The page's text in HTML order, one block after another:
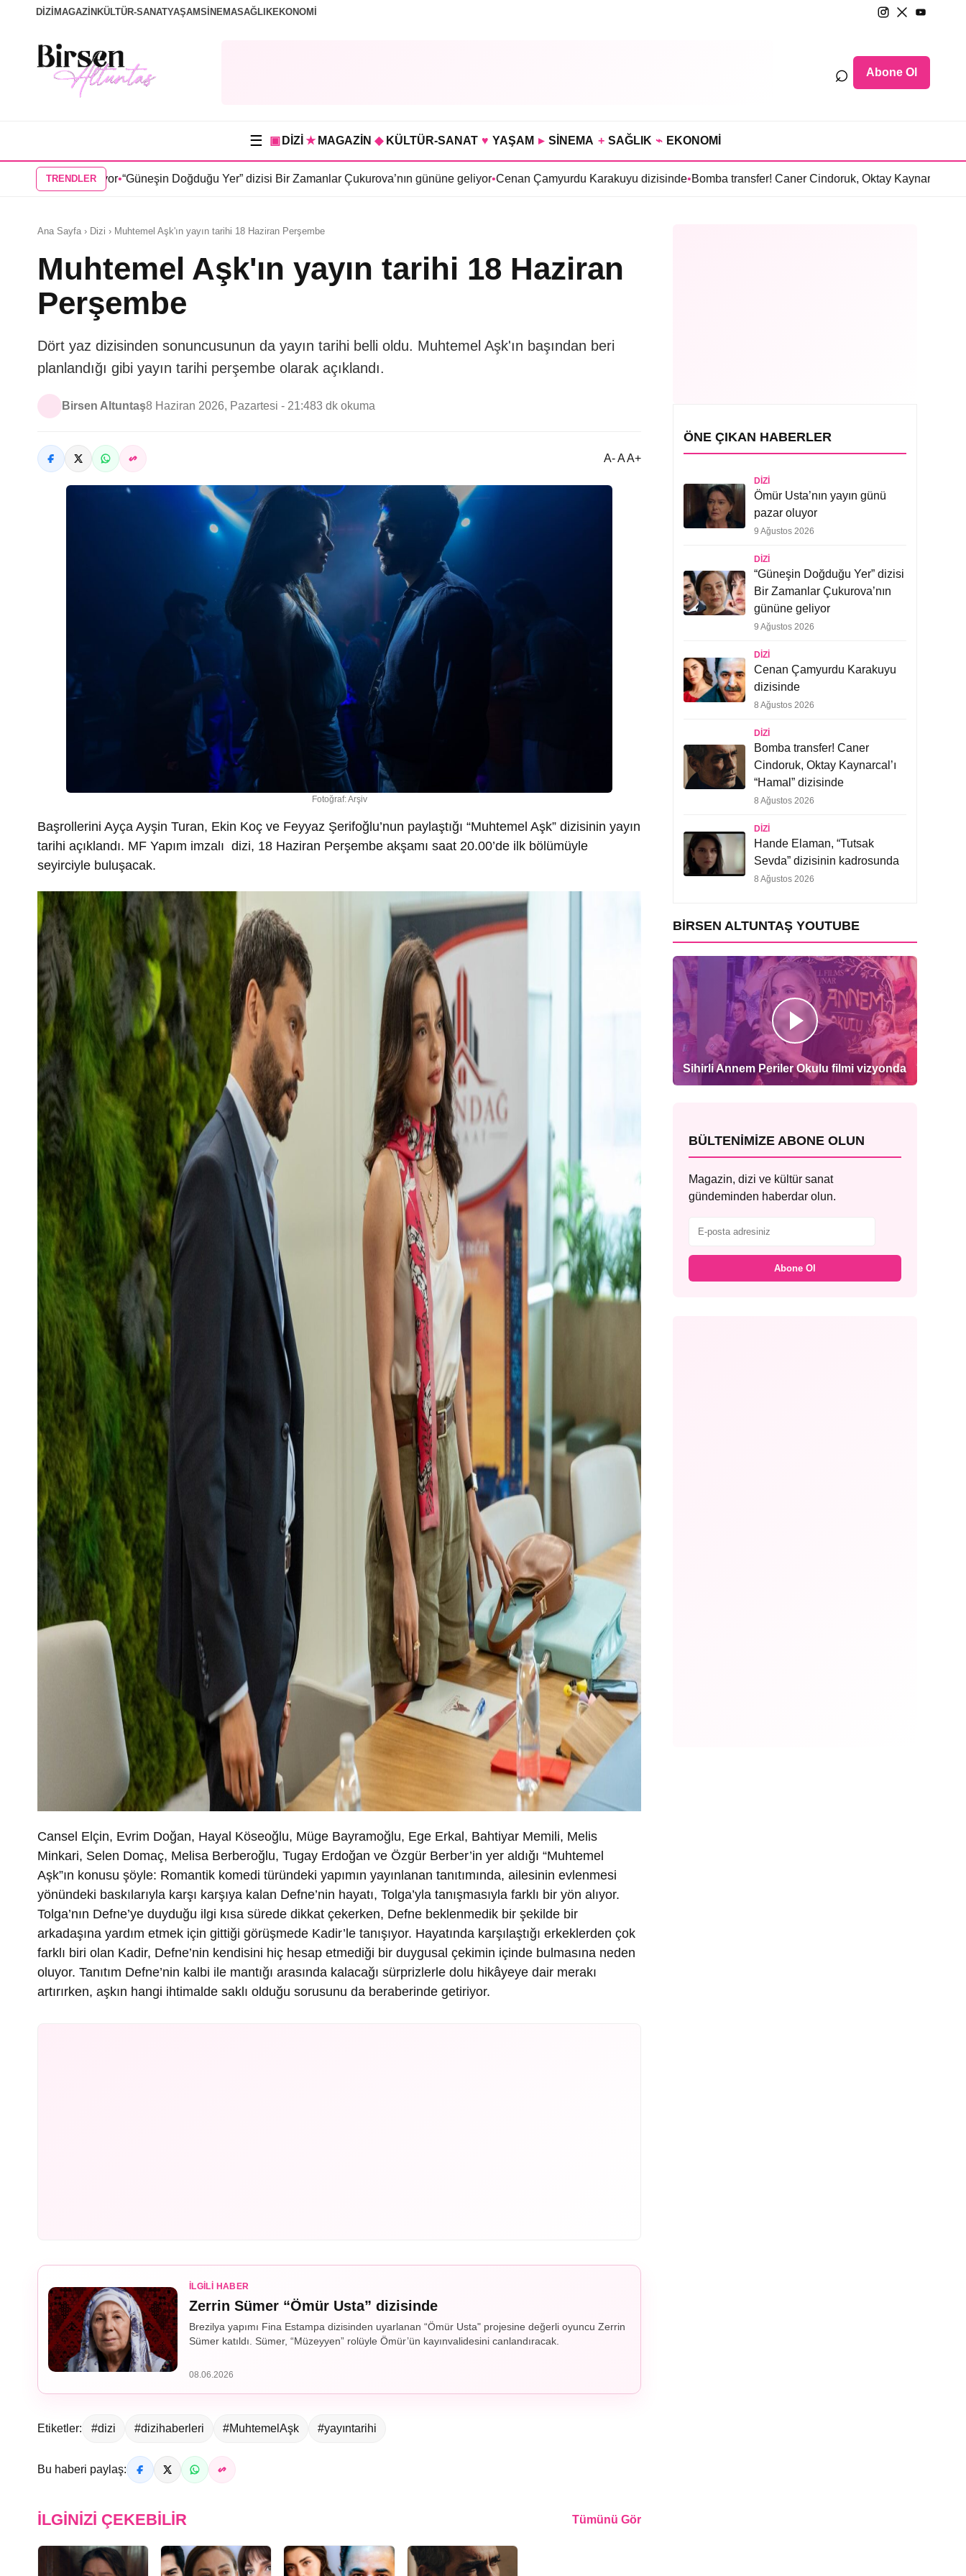
DİZİ MAGAZİN KÜLTÜR-SANATYAŞAMSİNEMASAĞLIKEKONOMİ
⌕ Abone Ol
☰ ▣ DİZİ ★ MAGAZİN ◆ KÜLTÜR-SANAT ♥ YAŞAM ▸ SİNEMA + SAĞLIK ⌁ EKONOMİ
TRENDLER
oluyor•“Güneşin Doğduğu Yer” dizisi Bir Zamanlar Çukurova’nın gününe geliyor•Cenan Çamyurdu Karakuyu dizisinde•Bomba transfer! Caner Cindoruk, Oktay Kaynarcal’ı “Hamal”
Ana Sayfa › Dizi › Muhtemel Aşk'ın yayın tarihi 18 Haziran Perşembe
Muhtemel Aşk'ın yayın tarihi 18 Haziran
Perşembe
Dört yaz dizisinden sonuncusunun da yayın tarihi belli oldu. Muhtemel Aşk'ın başından beri
planlandığı gibi yayın tarihi perşembe olarak açıklandı.
Birsen Altuntaş8 Haziran 2026, Pazartesi - 21:483 dk okuma
A- A A+
Fotoğraf: Arşiv
Başrollerini Ayça Ayşin Turan, Ekin Koç ve Feyyaz Şerifoğlu’nun paylaştığı “Muhtemel Aşk” dizisinin yayın
tarihi açıklandı. MF Yapım imzalı dizi, 18 Haziran Perşembe akşamı saat 20.00’de ilk bölümüyle
seyirciyle buluşacak.
Cansel Elçin, Evrim Doğan, Hayal Köseoğlu, Müge Bayramoğlu, Ege Erkal, Bahtiyar Memili, Melis
Minkari, Selen Domaç, Melisa Berberoğlu, Tugay Erdoğan ve Özgür Berber’in yer aldığı “Muhtemel
Aşk”ın konusu şöyle: Romantik komedi türündeki yapımın yayınlanan tanıtımında, ailesinin evlenmesi
yönündeki baskılarıyla karşı karşıya kalan Defne’nin hayatı, Tolga’yla tanışmasıyla farklı bir yön alıyor.
Tolga’nın Defne’ye duyduğu ilgi kısa sürede dikkat çekerken, Defne beklenmedik bir şekilde bir
arkadaşına yardım etmek için gittiği görüşmede Kadir’le tanışıyor. Hayatında karşılaştığı erkeklerden çok
farklı biri olan Kadir, Defne’nin kendisini hiç hesap etmediği bir duygusal çekimin içinde bulmasına neden
oluyor. Tanıtım Defne’nin kalbi ile mantığı arasında kalacağı sürprizlerle dolu hikâyeye dair merakı
artırırken, aşkın hangi ihtimalde saklı olduğu sorusunu da beraberinde getiriyor.
İLGILI HABER
Zerrin Sümer “Ömür Usta” dizisinde
Brezilya yapımı Fina Estampa dizisinden uyarlanan “Ömür Usta" projesine değerli oyuncu Zerrin
Sümer katıldı. Sümer, “Müzeyyen” rolüyle Ömür’ün kayınvalidesini canlandıracak.
08.06.2026
Etiketler: #dizi #dizihaberleri #MuhtemelAşk #yayıntarihi
Bu haberi paylaş:
İLGINIZI ÇEKEBILIR Tümünü Gör
ÖNE ÇIKAN HABERLER
DIZI
Ömür Usta’nın yayın günü
pazar oluyor
9 Ağustos 2026
DIZI
“Güneşin Doğduğu Yer” dizisi
Bir Zamanlar Çukurova’nın
gününe geliyor
9 Ağustos 2026
DIZI
Cenan Çamyurdu Karakuyu
dizisinde
8 Ağustos 2026
DIZI
Bomba transfer! Caner
Cindoruk, Oktay Kaynarcal’ı
“Hamal” dizisinde
8 Ağustos 2026
DIZI
Hande Elaman, “Tutsak
Sevda” dizisinin kadrosunda
8 Ağustos 2026
BIRSEN ALTUNTAŞ YOUTUBE
Sihirli Annem Periler Okulu filmi vizyonda
BÜLTENIMIZE ABONE OLUN
Magazin, dizi ve kültür sanat
gündeminden haberdar olun.
Abone Ol